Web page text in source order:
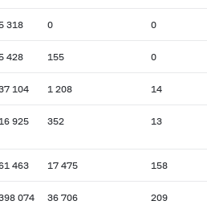
318 0 0
428 155 0
104 1 208 14
16 925 352 13
463 17 475 158
074 36 706 209